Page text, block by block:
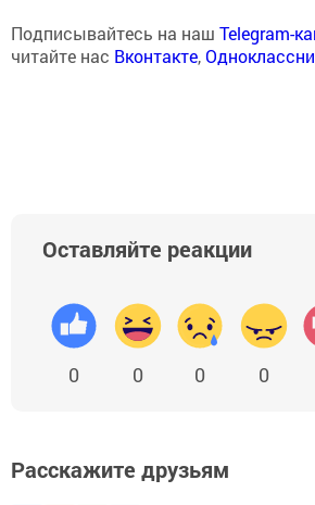
Подписывайтесь на наш Telegram-
читайте нас Вконтакте,
Оставляйте реакции
0 0 0 0
Расскажите друзьям